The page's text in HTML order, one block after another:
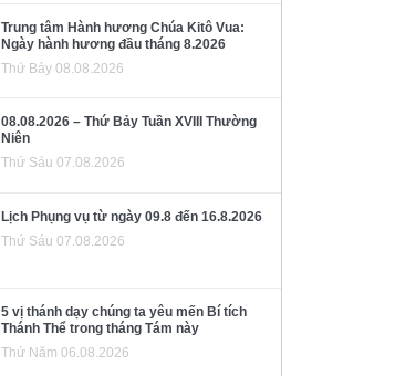
Trung tâm Hành hương Chúa Kitô Vua:
Ngày hành hương đầu tháng 8.2026
Thứ Bảy 08.08.2026
08.08.2026 – Thứ Bảy Tuần XVIII Thường
Niên
Thứ Sáu 07.08.2026
Lịch Phụng vụ từ ngày 09.8 đến 16.8.2026
Thứ Sáu 07.08.2026
5 vị thánh dạy chúng ta yêu mến Bí tích
Thánh Thể trong tháng Tám này
Thứ Năm 06.08.2026